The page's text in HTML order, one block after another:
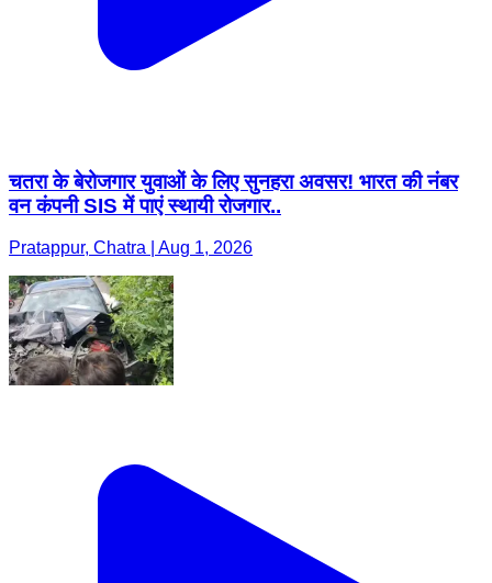
चतरा के बेरोजगार युवाओं के लिए सुनहरा अवसर! भारत की नंबर
वन कंपनी SIS में पाएं स्थायी रोजगार..
Pratappur, Chatra | Aug 1, 2026